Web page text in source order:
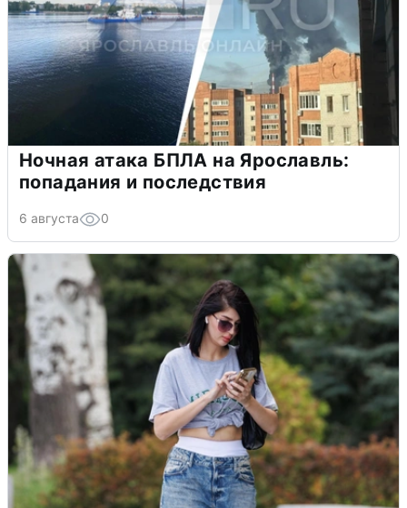
Ночная атака БПЛА на Ярославль:
попадания и последствия
6 августа 0